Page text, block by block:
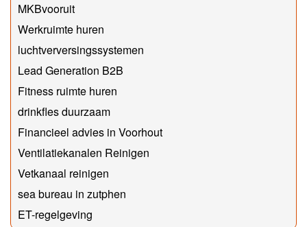
MKBvooruit
Werkruimte huren
luchtverversingssystemen
Lead Generation B2B
Fitness ruimte huren
drinkfles duurzaam
Financieel advies in Voorhout
Ventilatiekanalen Reinigen
Vetkanaal reinigen
sea bureau in zutphen
ET-regelgeving